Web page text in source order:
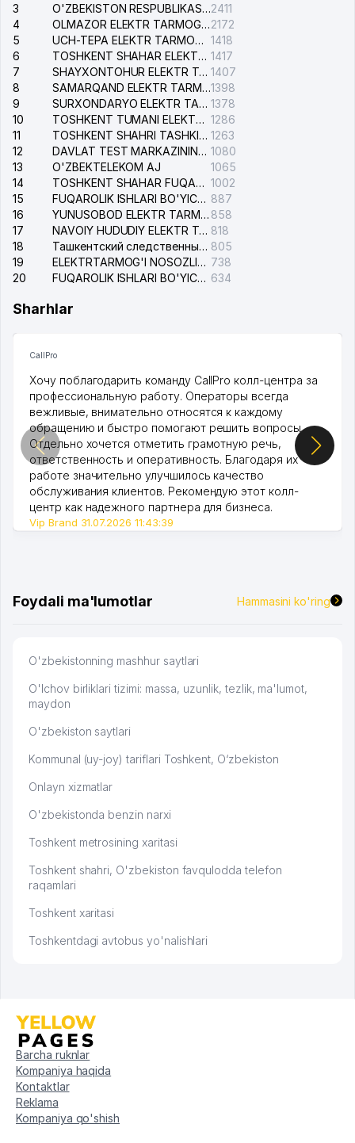
3
O'ZBEKISTON RESPUBLIKASI BOSH PROKURATURASI ISHONCH TELEFONI2411
4
OLMAZOR ELEKTR TARMOG'I NOSOZLIKLARI XIZMATI2172
5
UCH-TEPA ELEKTR TARMOG'I NOSOZLIKLARI XIZMATI 1418
6
TOSHKENT SHAHAR ELEKTR TARMOQLARI KORXONASI AJ 1417
7
SHAYXONTOHUR ELEKTR TARMOG'I NOSOZLIKLARINI TUZATISH XIZMATI 1407
8
SAMARQAND ELEKTR TARMOQLARI AJ1398
9
SURXONDARYO ELEKTR TARMOQLARI AJ 1378
10
TOSHKENT TUMANI ELEKTR TARMOG'I AVARIYA XIZMATI 1286
11
TOSHKENT SHAHRI TASHKILOT TELEFONLARI HAQIDA MA'LUMOT BYUROSI 1263
12
DAVLAT TEST MARKAZINING ISHONCH TELEFONLARI 1080
13
O'ZBEKTELEKOM AJ
1065
14
TOSHKENT SHAHAR FUQAROLIK ISHLARI BO'YICHA SUDI 1002
15
FUQAROLIK ISHLARI BO'YICHA YAKKASAROY TUMANLARARO SUDI 887
16
YUNUSOBOD ELEKTR TARMOG'I NOSOZLIKLARI XIZMATI 858
17
NAVOIY HUDUDIY ELEKTR TARMOQLARI KORXONASI AJ 818
18
Ташкентский следственный изолятор 805
19
ELEKTRTARMOG'I NOSOZLIKLARINI TO'ZATISH SERGELI XIZMATI 738
20
FUQAROLIK ISHLARI BO'YICHA UCH-TEPA TUMANI SUDI 634
Sharhlar
CallPro
Хочу поблагодарить команду CallPro колл-центра за
профессиональную работу. Операторы всегда
вежливые, внимательно относятся к каждому
обращению и быстро помогают решить вопросы.
Отдельно хочется отметить грамотную речь,
ответственность и оперативность. Благодаря их
работе значительно улучшилось качество
обслуживания клиентов. Рекомендую этот колл-
центр как надежного партнера для бизнеса.
Vip Brand 31.07.2026 11:43:39
Foydali ma'lumotlar Hammasini ko'ring
O'zbekistonning mashhur saytlari
O'lchov birliklari tizimi: massa, uzunlik, tezlik, ma'lumot,
maydon
O'zbekiston saytlari
Kommunal (uy-joy) tariflari Toshkent, O‘zbekiston
Onlayn xizmatlar
O'zbekistonda benzin narxi
Toshkent metrosining xaritasi
Toshkent shahri, O'zbekiston favqulodda telefon
raqamlari
Toshkent xaritasi
Toshkentdagi avtobus yo'nalishlari
Barcha ruknlar
Kompaniya haqida
Kontaktlar
Reklama
Kompaniya qo'shish